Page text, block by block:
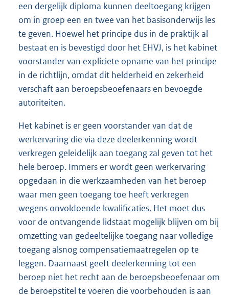
een dergelijk diploma kunnen deeltoegang krijgen
om in groep een en twee van het basisonderwijs les
te geven. Hoewel het principe dus in de praktijk al
bestaat en is bevestigd door het EHVJ, is het kabinet
voorstander van expliciete opname van het principe
in de richtlijn, omdat dit helderheid en zekerheid
verschaft aan beroepsbeoefenaars en bevoegde
autoriteiten.
Het kabinet is er geen voorstander van dat de
werkervaring die via deze deelerkenning wordt
verkregen geleidelijk aan toegang zal geven tot het
hele beroep. Immers er wordt geen werkervaring
opgedaan in die werkzaamheden van het beroep
waar men geen toegang toe heeft verkregen
wegens onvoldoende kwalificaties. Het moet dus
voor de ontvangende lidstaat mogelijk blijven om bij
omzetting van gedeeltelijke toegang naar volledige
toegang alsnog compensatiemaatregelen op te
leggen. Daarnaast geeft deelerkenning tot een
beroep niet het recht aan de beroepsbeoefenaar om
de beroepstitel te voeren die voorbehouden is aan